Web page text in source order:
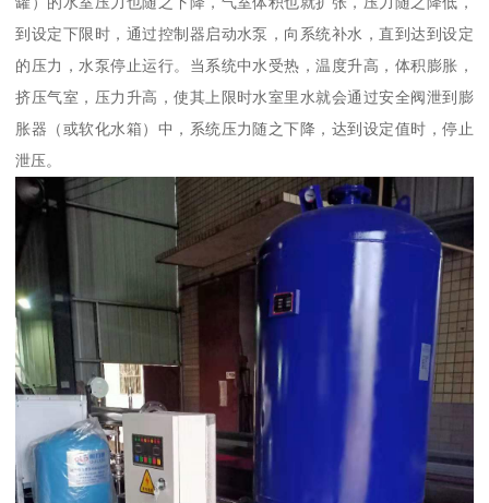
到设定下限时，通过控制器启动水泵，向系统补水，直到达到设定
的压力，水泵停止运行。当系统中水受热，温度升高，体积膨胀，
挤压气室，压力升高，使其上限时水室里水就会通过安全阀泄到膨
胀器（或软化水箱）中，系统压力随之下降，达到设定值时，停止
泄压。